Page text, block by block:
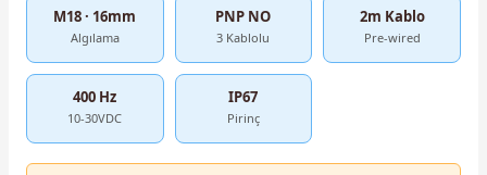
M18 · 16mm
Algılama
PNP NO
3 Kablolu
2m Kablo
Pre-wired
400 Hz
10-30VDC
IP67
Pirinç